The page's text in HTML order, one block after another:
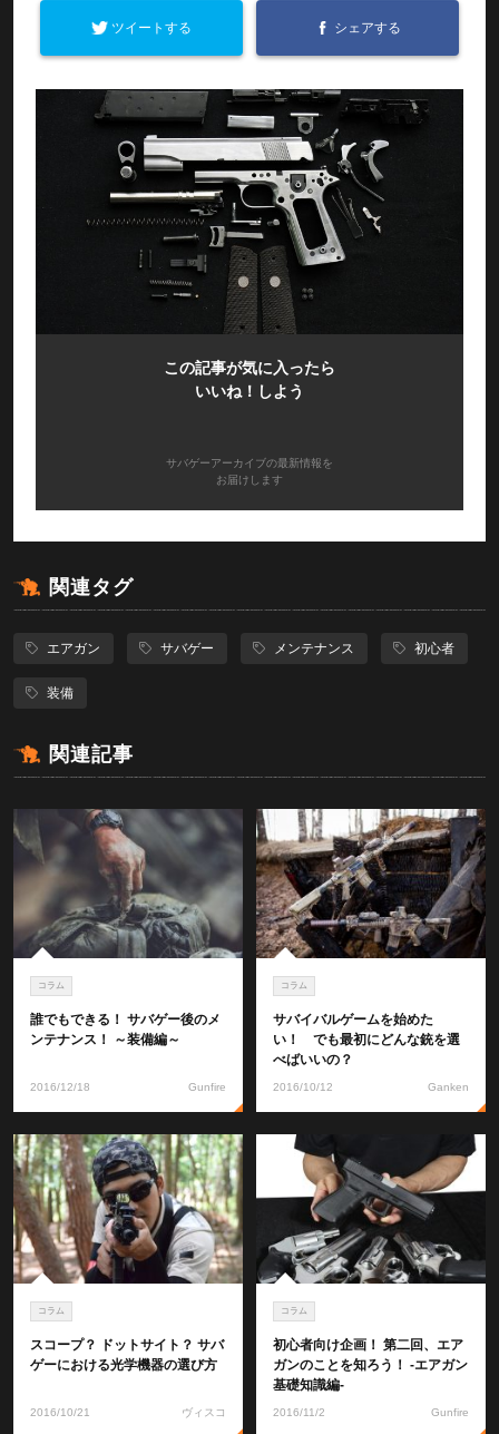
ツイートする シェアする
この記事が気に入ったら
いいね！しよう
サバゲーアーカイブの最新情報を
お届けします
関連タグ
エアガン サバゲー メンテナンス 初心者
装備
関連記事
コラム
誰でもできる！ サバゲー後のメ
ンテナンス！ ～装備編～
2016/12/18 Gunfire
コラム
サバイバルゲームを始めた
い！ でも最初にどんな銃を選
べばいいの？
2016/10/12 Ganken
コラム
スコープ？ ドットサイト？ サバ
ゲーにおける光学機器の選び方
2016/10/21 ヴィスコ
コラム
初心者向け企画！ 第二回、エア
ガンのことを知ろう！ -エアガン
基礎知識編-
2016/11/2 Gunfire